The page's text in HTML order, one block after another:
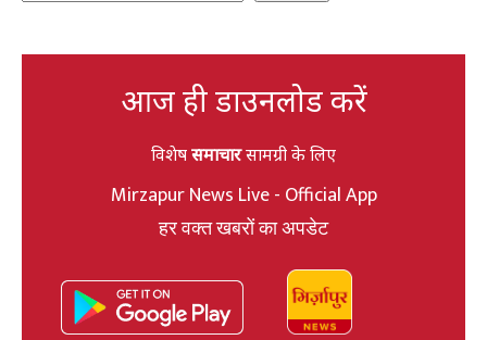
आज ही डाउनलोड करें
विशेषसमाचारसामग्री के लिए
Mirzapur News Live - Official App
हर वक्त खबरों का अपडेट